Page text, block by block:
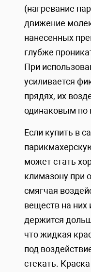
(нагревание
движение
нанесенных
глубже
При
усиливается
прядях, их
одинаковым по
Если купить в
может стать
климазону при
смягчая
веществ на них
держится
что жидкая
под
стекать.